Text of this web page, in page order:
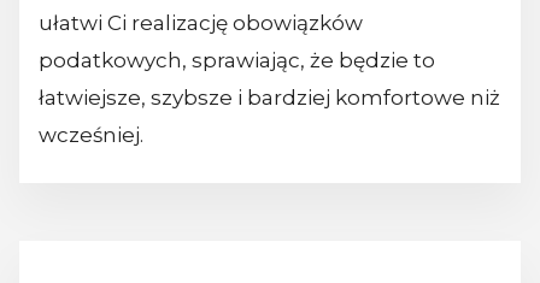
ułatwi Ci realizację obowiązków
podatkowych, sprawiając, że będzie to
łatwiejsze, szybsze i bardziej komfortowe niż
wcześniej.